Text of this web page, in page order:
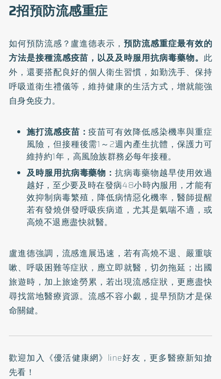
2招預防流感重症
如何預防流感？盧進德表示，預防流感重症最有效的
方法是接種流感疫苗 ，以及及時服用抗病毒藥物。 此
外，還要搭配良好的個人衛生習慣，如勤洗手、保持
呼吸道衛生禮儀等，維持健康的生活方式，增就能強
自身免疫力。
施打流感疫苗：疫苗可有效降低感染機率與重症
風險，但接種後需1～2週內產生抗體，保護力可
維持約1年，高風險族群務必每年接種。
及時服用抗病毒藥物：抗病毒藥物越早使用效過
越好，至少要及時在發病48小時內服用，才能有
效抑制病毒繁殖，降低病情惡化機率，醫師提醒
若有發燒併發呼吸疾病道，尤其是氣喘不適，或
高燒不退應盡快就醫。
盧進德強調，流感進展迅速，若有高燒不退、嚴重咳
嗽、呼吸困難等症狀，應立即就醫，切勿拖延；出國
旅遊時，加上旅途勞累，若出現流感症狀，更應盡快
尋找當地醫療資源。流感不容小覷，提早預防才是保
命關鍵。
歡迎加入 《優活健康網》line好友 ，更多醫療新知搶
先看！